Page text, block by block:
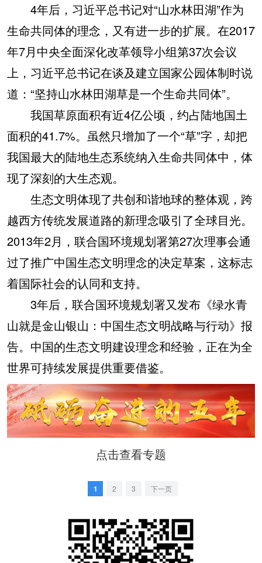
4年后，习近平总书记对“山水林田湖”作为
生命共同体的理念，又有进一步的扩展。在2017
年7月中央全面深化改革领导小组第37次会议
上，习近平总书记在谈及建立国家公园体制时说
道：“坚持山水林田湖草是一个生命共同体”。
我国草原面积有近4亿公顷，约占陆地国土
面积的41.7%。虽然只增加了一个“草”字，却把
我国最大的陆地生态系统纳入生命共同体中，体
现了深刻的大生态观。
生态文明体现了共创和谐地球的整体观，跨
越西方传统发展道路的新理念吸引了全球目光。
2013年2月，联合国环境规划署第27次理事会通
过了推广中国生态文明理念的决定草案，这标志
着国际社会的认同和支持。
3年后，联合国环境规划署又发布《绿水青
山就是金山银山：中国生态文明战略与行动》报
告。中国的生态文明建设理念和经验，正在为全
世界可持续发展提供重要借鉴。
点击查看专题
1 2 3 下一页